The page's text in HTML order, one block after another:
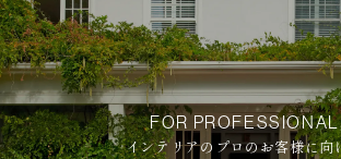
FOR PROFESSIONAL
インテリアのプロのお客様に向